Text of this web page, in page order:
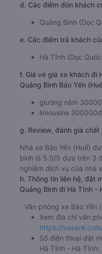
d. Các điểm đón khách
Quảng Bình (Dọc
e. Các điểm trả khách
Hà Tĩnh (Dọc
f. Giá vé giá xe khách đi
Quảng Bình Bảo Yến
giường nằm
limousine
g. Review, đánh giá chất
Nhà xe Bảo Yến (Huế)
bình là 5.0/5 dựa trên 3
nghiệm dịch vụ của nhà
h. Thông tin liên hệ, đặt
Quảng Bình đi Hà Tĩnh -
Văn phòng xe Bảo Yến
Xem địa chỉ văn
https://
Số điện thoại đặt
Hà Tĩnh - Hà Tĩnh: